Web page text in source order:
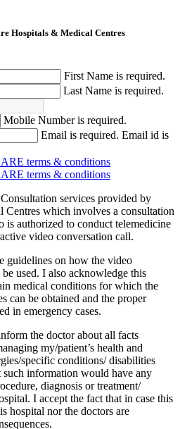
Hospitals & Medical Centres
First Name is required.
Last Name is required.
Mobile Number is required.
Email is required. Email id is
terms & conditions
terms & conditions
services provided by
which involves a consultation
authorized to conduct telemedicine
video conversation call.
guidelines on how the video
used. I also acknowledge this
medical conditions for which the
can be obtained and the proper
in emergency cases.
the doctor about all facts
my/patient’s health and
specific conditions/ disabilities
information would have any
diagnosis or treatment/
I accept the fact that in case this
hospital nor the doctors are